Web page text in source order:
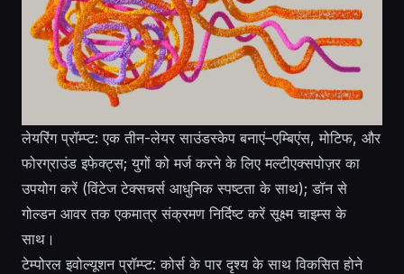
लेयरिंग प्रॉम्प्ट: एक तीन-लेयर साउंडस्केप बनाएं–एम्बिएंस, मोटिफ, और
फोरग्राउंड इफेक्ट्स; युगों को मर्ज करने के लिए मल्टीएक्सपोज़र का
उपयोग करें (विंटेज टेक्सचर्स आधुनिक स्पष्टता के साथ); डॉन से
गोल्डन आवर तक एकमात्र संक्रमण निर्दिष्ट करें सूक्ष्म चाइम्स के
साथ।
टेम्पोरल इवोल्यूशन प्रॉम्प्ट: कोर्स के पार दृश्य के साथ विकसित होने